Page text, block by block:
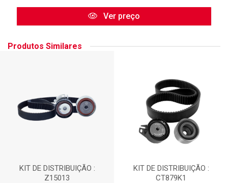
Ver preço
Produtos Similares
KIT DE DISTRIBUIÇÃO :
Z15013
KIT DE DISTRIBUIÇÃO :
CT879K1